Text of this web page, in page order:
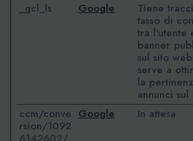
_gcl_ls Google
Tiene
tasso di
tra l'utente
banner
sul sito
serve a
la
annunci sul
ccm/conve
rsion/1092
Google In attesa